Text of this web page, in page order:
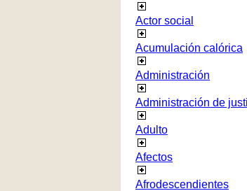
Actor social
Acumulación calórica
Administración
Administración de
Adulto
Afectos
Afrodescendientes